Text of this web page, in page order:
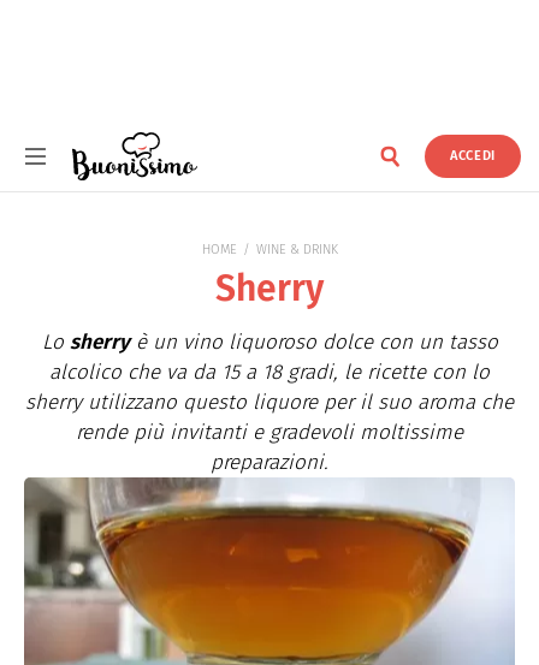
ACCEDI
HOME WINE & DRINK
Sherry
Lo sherryè un vino liquoroso dolce con un tasso
alcolico che va da 15 a 18 gradi, le ricette con lo
sherry utilizzano questo liquore per il suo aroma che
rende più invitanti e gradevoli moltissime
preparazioni.